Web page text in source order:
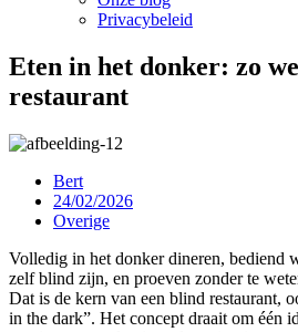
Privacybeleid
Eten in het donker: zo
restaurant
Bert
24/02/2026
Overige
Volledig in het donker dineren, bediend
zelf blind zijn, en proeven zonder te
Dat is de kern van een blind restaurant,
in the dark”. Het concept draait om één